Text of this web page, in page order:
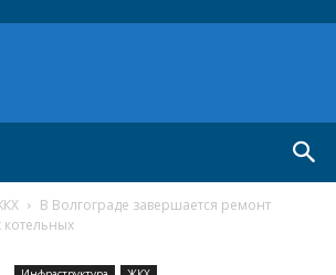
В Волгограде завершается ремонт